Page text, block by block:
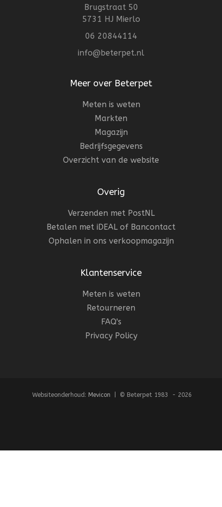
Brugstraat 50
5731 HJ Mierlo
06 20844114
info@beterpet.nl
Meer over Beterpet
Meten is weten
Markten
Magazijn
Bedrijfsgegevens
Overzicht van de website
Overig
Verzenden met PostNL
Betalen met iDEAL of Bancontact
Ophalen in ons verkoopmagazijn
Klantenservice
Meten is weten
Retourneren
FAQ's
Privacy Policy
Websiteonderhoud: Mevicon | © Beterpet 1983 - 2026